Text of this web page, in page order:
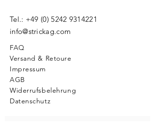
Tel.: +49 (0) 5242 9314221
info@strickag.com
FAQ
Versand & Retoure
Impressum
AGB
Widerrufsbelehrung
Datenschutz